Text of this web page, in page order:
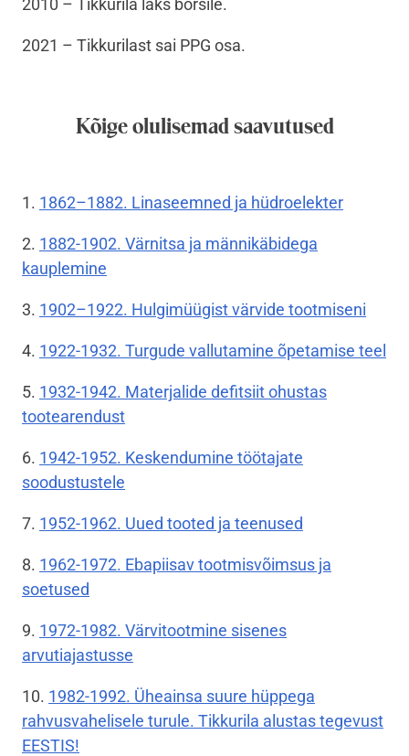
2021 – Tikkurilast sai PPG osa.
Kõige olulisemad saavutused
1. 1862–1882. Linaseemned ja hüdroelekter
2. 1882-1902. Värnitsa ja männikäbidega
kauplemine
3. 1902–1922. Hulgimüügist värvide tootmiseni
4. 1922-1932. Turgude vallutamine õpetamise teel
5. 1932-1942. Materjalide defitsiit ohustas
tootearendust
6. 1942-1952. Keskendumine töötajate
soodustustele
7. 1952-1962. Uued tooted ja teenused
8. 1962-1972. Ebapiisav tootmisvõimsus ja
soetused
9. 1972-1982. Värvitootmine sisenes
arvutiajastusse
10. 1982-1992. Üheainsa suure hüppega
rahvusvahelisele turule. Tikkurila alustas tegevust
EESTIS!